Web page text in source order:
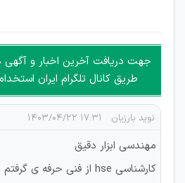
هرگونه تحریک، تحقیر و کنایه به
غیر مجاز می باشد.
امکان هماهنگی برای هرگونه
جمعی و چه فردی توسط کاربران سایت
جهت دریافت آخرین اخبار و
طریق کانال تلگرام ایران
نوید بارزیان ۱۷:۳۱ ۱۴۰۳/۰۴/۲۲
مهندسی ابزار دقیق
کارشناسی hse از فنی حرفه ی گرفتم